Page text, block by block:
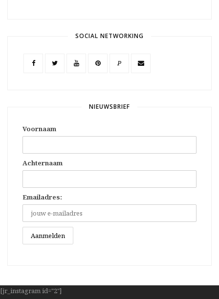
SOCIAL NETWORKING
P
NIEUWSBRIEF
Voornaam
Achternaam
Emailadres:
[jr_instagram id="2"]